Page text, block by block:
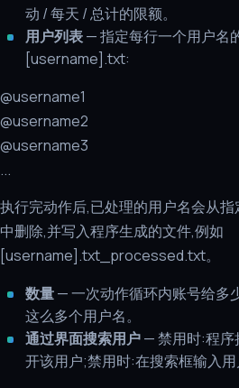
动 / 每天 / 总计的限额。
用户列表— 指定每行一个用户名
[username].txt:
@username1
@username2
@username3
...
执行完动作后,已处理的用户名会从
中删除,并写入程序生成的文件,例如
[username].txt_processed.txt。
数量— 一次动作循环内账号给多
这么多个用户名。
通过界面搜索用户— 禁用时:程序
开该用户;禁用时:在搜索框输入用